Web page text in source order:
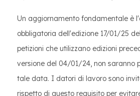
Un aggiornamento fondamentale è
obbligatoria dell'edizione 17/01/25
petizioni che utilizzano edizioni
versione del 04/01/24, non saranno
tale data. I datori di lavoro sono
rispetto di questo requisito per